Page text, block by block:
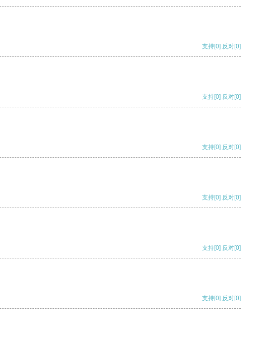
支持[0] 反对[0]
支持[0] 反对[0]
支持[0] 反对[0]
支持[0] 反对[0]
支持[0] 反对[0]
支持[0] 反对[0]